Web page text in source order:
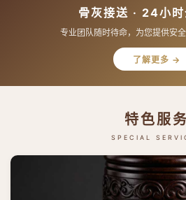
骨灰接送 · 24小
专业团队随时待命，为您提供安
了解更多 →
特色服
SPECIAL